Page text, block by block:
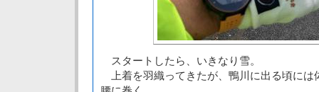
スタートしたら、いきなり雪。
上着を羽織ってきたが、鴨川に出る頃には